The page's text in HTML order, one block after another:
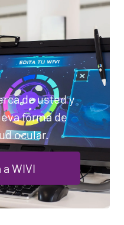
de usted y
forma de
ocular.
WIVI